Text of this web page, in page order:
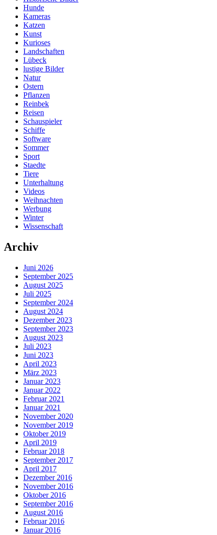
Hunde
Kameras
Katzen
Kunst
Kurioses
Landschaften
Lübeck
lustige Bilder
Natur
Ostern
Pflanzen
Reinbek
Reisen
Schauspieler
Schiffe
Software
Sommer
Sport
Staedte
Tiere
Unterhaltung
Videos
Weihnachten
Werbung
Winter
Wissenschaft
Archiv
Juni 2026
September 2025
August 2025
Juli 2025
September 2024
August 2024
Dezember 2023
September 2023
August 2023
Juli 2023
Juni 2023
April 2023
März 2023
Januar 2023
Januar 2022
Februar 2021
Januar 2021
November 2020
November 2019
Oktober 2019
April 2019
Februar 2018
September 2017
April 2017
Dezember 2016
November 2016
Oktober 2016
September 2016
August 2016
Februar 2016
Januar 2016